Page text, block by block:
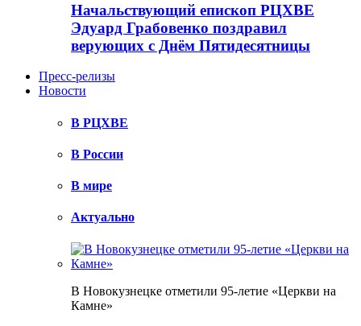
Начальствующий епископ РЦХВЕ
Эдуард Грабовенко поздравил
верующих с Днём Пятидесятницы
Пресс-релизы
Новости
В РЦХВЕ
В России
В мире
Актуально
В Новокузнецке отметили 95-летие «Церкви на
Камне»